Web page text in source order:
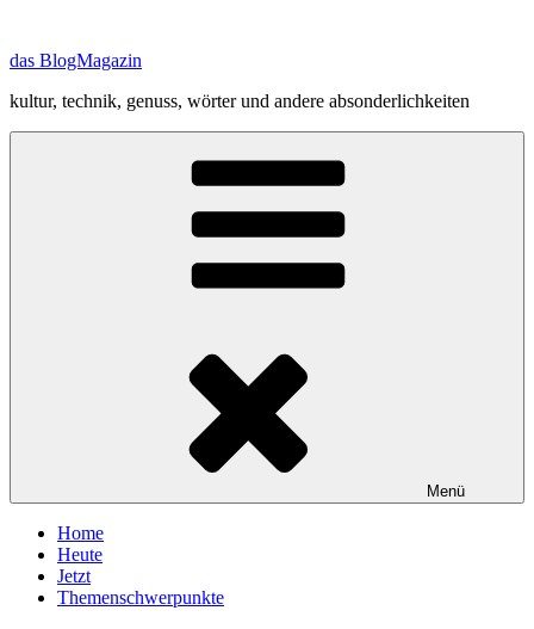
springen
das BlogMagazin
kultur, technik, genuss, wörter und andere absonderlichkeiten
Menü
Home
Heute
Jetzt
Themenschwerpunkte